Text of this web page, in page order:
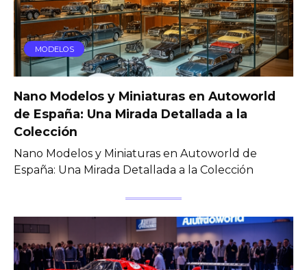
MODELOS
Nano Modelos y Miniaturas en Autoworld
de España: Una Mirada Detallada a la
Colección
Nano Modelos y Miniaturas en Autoworld de
España: Una Mirada Detallada a la Colección